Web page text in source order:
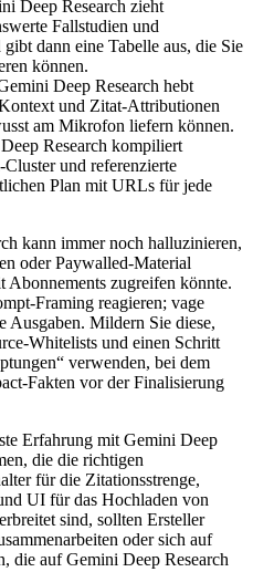
Deep Research zieht
Fallstudien und
dann eine Tabelle aus, die Sie
können.
Deep Research hebt
und Zitat-Attributionen
am Mikrofon liefern können.
Research kompiliert
und referenzierte
Plan mit URLs für jede
kann immer noch halluzinieren,
oder Paywalled-Material
Abonnements zugreifen könnte.
Framing reagieren; vage
Ausgaben. Mildern Sie diese,
Whitelists und einen Schritt
verwenden, bei dem
Fakten vor der Finalisierung
Erfahrung mit Gemini Deep
die die richtigen
für die Zitationsstrenge,
UI für das Hochladen von
sind, sollten Ersteller
oder sich auf
die auf Gemini Deep Research